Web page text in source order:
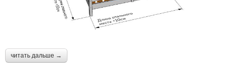
читать дальше →